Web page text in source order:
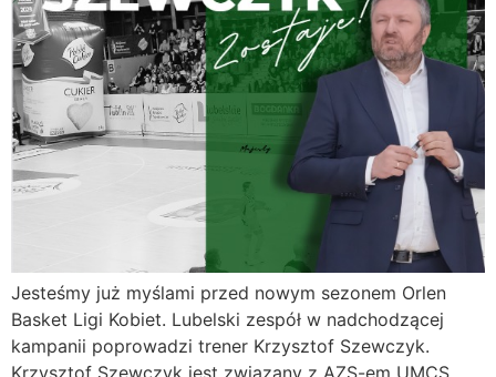
Jesteśmy już myślami przed nowym sezonem Orlen
Basket Ligi Kobiet. Lubelski zespół w nadchodzącej
kampanii poprowadzi trener Krzysztof Szewczyk.
Krzysztof Szewczyk jest związany z AZS-em UMCS